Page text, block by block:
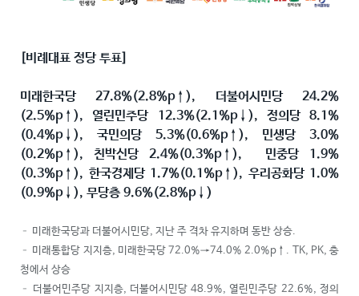
[비례대표 정당 투표]
미래한국당27.8%(2.8%p↑ ), 더불어시민당24.2%
(2.5%p↑ ), 열린민주당 12.3%(2.1%p↓ ), 정의당 8.1%
(0.4%p↓ ), 국민의당 5.3%(0.6%p↑ ), 민생당 3.0%
(0.2%p↑ ),친박신당2.4%(0.3%p↑ ), 민중당 1.9%
(0.3%p↑ ), 한국경제당 1.7%(0.1%p↑ ), 우리공화당 1.0%
(0.9%p↓ ), 무당층9.6%(2.8%p↓ )
– 미래한국당과 더불어시민당, 지난 주 격차 유지하며 동반 상승.
– 미래통합당 지지층, 미래한국당 72.0%→74.0% 2.0%p↑. TK, PK, 충
청에서 상승
– 더불어민주당 지지층, 더불어시민당 48.9%, 열린민주당 22.6%, 정의